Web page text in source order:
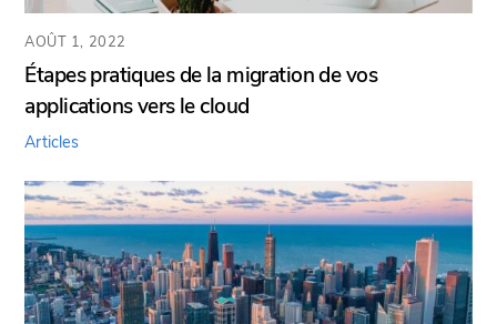
AOÛT 1, 2022
Étapes pratiques de la migration de vos
applications vers le cloud
Articles